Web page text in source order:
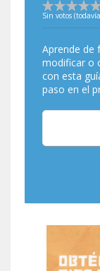
Sin votos
Aprende de
modificar o
con esta
paso en el